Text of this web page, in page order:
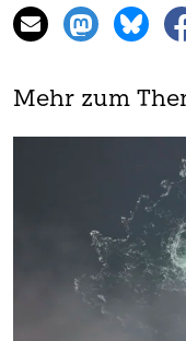
Mehr zum